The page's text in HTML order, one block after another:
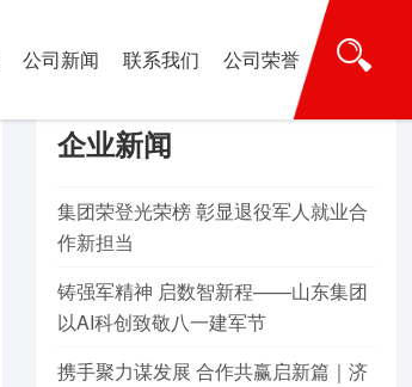
公司荣誉
联系我们
公司新闻
产品百科
18660761688
企业新闻
集团荣登光荣榜 彰显退役军人就业合
作新担当
铸强军精神 启数智新程——山东集团
以AI科创致敬八一建军节
携手聚力谋发展 合作共赢启新篇｜济